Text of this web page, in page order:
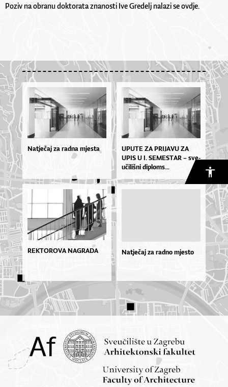
Poziv na obranu doktorata znanosti Ive Gredelj nalazi seovdje.
Natječaj za radna mjesta
UPU­TE ZA PRI­JA­VU ZA
UPIS U I. SE­MES­TAR – sve­
u­či­liš­ni di­plo­ms...
REKTOROVA NAGRADA Natječaj za radno mjesto